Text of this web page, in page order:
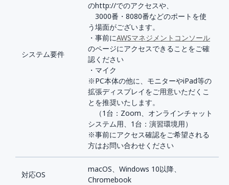
システム要件
のhttp://でのアクセスや、
3000番・8080番などのポートを使
う場面がございます。
・事前にAWSマネジメントコンソール
のページにアクセスできることをご確
認ください
・マイク
※PC本体の他に、モニターやiPad等の
拡張ディスプレイをご用意いただくこ
とを推奨いたします。
（1台：Zoom、オンラインチャット
システム用、1台：演習環境用）
※事前にアクセス確認をご希望される
方はお問い合わせください
対応OS
macOS、Windows 10以降、
Chromebook